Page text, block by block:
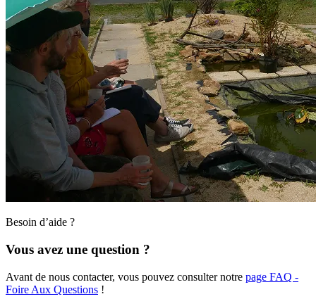
Besoin d’aide ?
Vous avez une question ?
Avant de nous contacter, vous pouvez consulter notre page FAQ -
Foire Aux Questions !